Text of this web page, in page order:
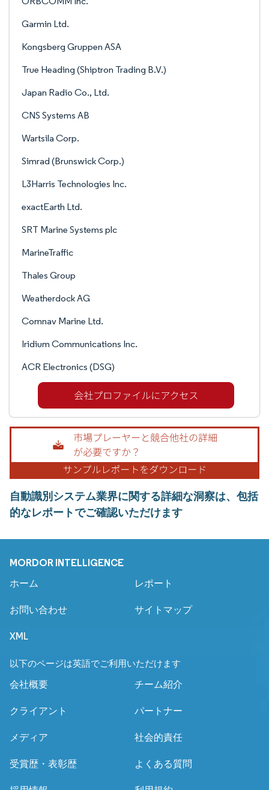
Garmin Ltd.
Kongsberg Gruppen ASA
True Heading (Shiptron Trading B.V.)
Japan Radio Co., Ltd.
CNS Systems AB
Wartsila Corp.
Simrad (Brunswick Corp.)
L3Harris Technologies Inc.
exactEarth Ltd.
SRT Marine Systems plc
MarineTraffic
Thales Group
Weatherdock AG
Comnav Marine Ltd.
Iridium Communications Inc.
ACR Electronics (DSG)
自動識別システム業界に関する詳細な洞察は、包括
的なレポートでご確認いただけます
MORDOR INTELLIGENCE
ホーム レポート
お問い合わせ サイトマップ
XML
以下のページは英語でご利用いただけます
会社概要 チーム紹介
クライアント パートナー
メディア 社会的責任
受賞歴・表彰歴 よくある質問